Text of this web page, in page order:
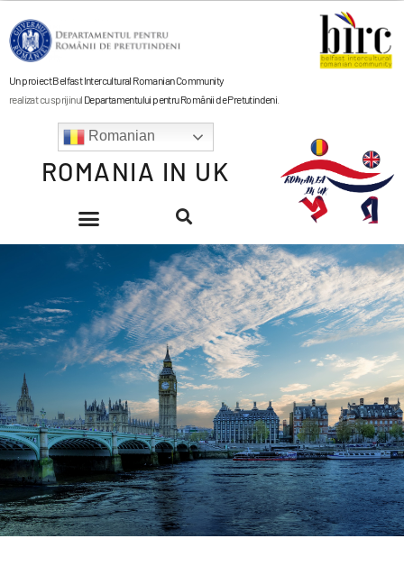
Romanian
ROMANIA IN UK
Un proiect Belfast Intercultural Romanian Community
realizat cu sprijinul Departamentului pentru Românii de Pretutindeni